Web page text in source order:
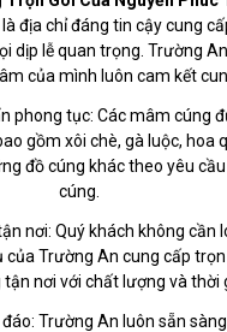
địa chỉ đáng tin cậy cung
dịp lễ quan trọng. Trường
của mình luôn cam kết
phong tục: Các mâm cúng
gồm xôi chè, gà luộc, hoa
đồ cúng khác theo yêu
cúng.
nơi: Quý khách không cần
của Trường An cung cấp
nơi với chất lượng và thời
Trường An luôn sẵn